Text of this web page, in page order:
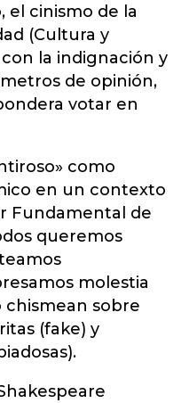
el cinismo de la
(Cultura y
la indignación y
de opinión,
votar en
como
en un contexto
Fundamental de
queremos
molestia
sobre
(fake) y